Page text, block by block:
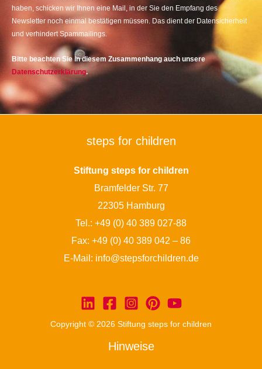
haben, schicken wir Ihnen eine Mail, in der Sie den Empfang des
Newsletter noch einmal bestätigen müssen. Das dient der Datensicherheit
und verhindert Spammailings.
Bitte beachten Sie in diesem Zusammenhang auch unsere
Datenschutzerklärung.
steps for children
Stiftung steps for children
Bramfelder Str. 77
22305 Hamburg
Tel.: +49 (0) 40 389 027-88
Fax: +49 (0) 40 389 042 – 86
E-Mail: info@stepsforchildren.de
Copyright © 2026 Stiftung steps for children
Hinweise